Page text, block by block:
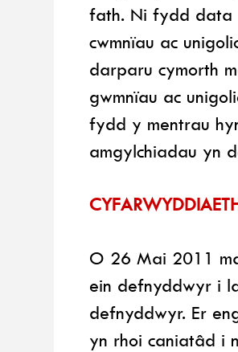
fath. Ni fydd data
cwmnïau ac
darparu cymorth
gwmnïau ac
fydd y mentrau
amgylchiadau yn
O 26 Mai 2011
ein defnyddwyr i
defnyddwyr. Er
yn rhoi caniatâd i